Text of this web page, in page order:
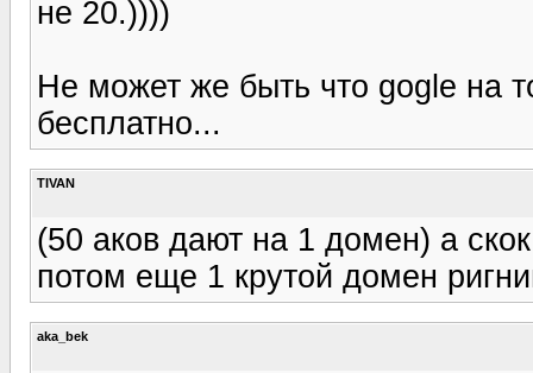
не 20.))))
Не может же быть что gogle на
бесплатно...
TIVAN
(50 аков дают на 1 домен) а
потом еще 1 крутой домен
aka_bek